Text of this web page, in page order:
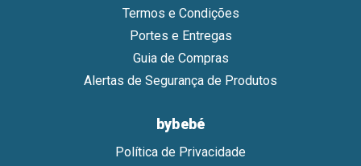
Termos e Condições
Portes e Entregas
Guia de Compras
Alertas de Segurança de Produtos
bybebé
Política de Privacidade